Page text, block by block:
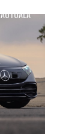
AUTOALA